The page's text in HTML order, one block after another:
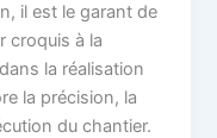
il est le garant de
croquis à la
la réalisation
la précision, la
du chantier.